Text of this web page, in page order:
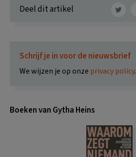
Deel dit artikel
Schrijf je in voor de nieuwsbrief
We wijzen je op onze privacy policy.
Boeken van Gytha Heins